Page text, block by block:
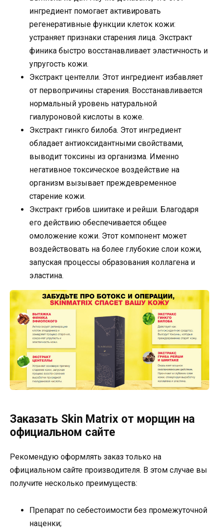
ингредиент помогает активировать
регенеративные функции клеток кожи:
устраняет признаки старения лица. Экстракт
финика быстро восстанавливает эластичность и
упругость кожи.
Экстракт центелли. Этот ингредиент избавляет
от первопричины старения. Восстанавливается
нормальный уровень натуральной
гиалуроновой кислоты в коже.
Экстракт гинкго билоба. Этот ингредиент
обладает антиоксидантными свойствами,
выводит токсины из организма. Именно
негативное токсическое воздействие на
организм вызывает преждевременное
старение кожи.
Экстракт грибов шиитаке и рейши. Благодаря
его действию обеспечивается общее
омоложение кожи. Этот компонент может
воздействовать на более глубокие слои кожи,
запуская процессы образования коллагена и
эластина.
Заказать Skin Matrix от морщин на
официальном сайте
Рекомендую оформлять заказ только на
официальном сайте производителя. В этом случае вы
получите несколько преимуществ:
Препарат по себестоимости без промежуточной
наценки;